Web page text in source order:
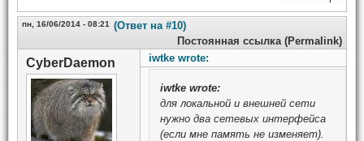
пн, 16/06/2014 - 08:21 (Ответ на #10)
Постоянная ссылка (Permalink)
CyberDaemon iwtke wrote:
iwtke wrote:
для локальной и внешней сети
нужно два сетевых интерфейса
(если мне память не изменяет).